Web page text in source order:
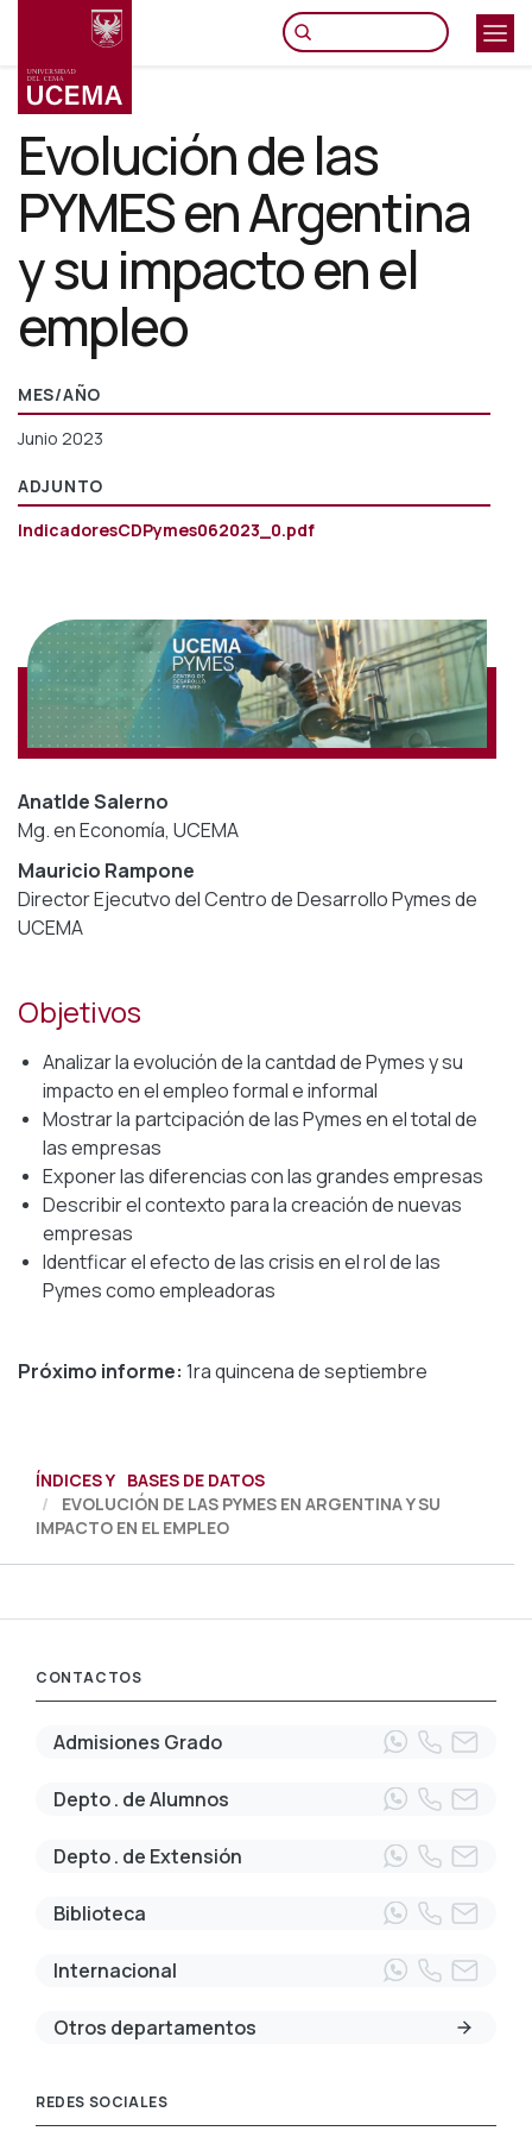
principal
Evolución de las
PYMES en Argentina
y su impacto en el
empleo
MES/AÑO
Junio 2023
ADJUNTO
IndicadoresCDPymes062023_0.pdf
Anatlde Salerno
Mg. en Economía, UCEMA
Mauricio Rampone
Director Ejecutvo del Centro de Desarrollo Pymes de
UCEMA
Objetivos
Analizar la evolución de la cantdad de Pymes y su
impacto en el empleo formal e informal
Mostrar la partcipación de las Pymes en el total de
las empresas
Exponer las diferencias con las grandes empresas
Describir el contexto para la creación de nuevas
empresas
Identficar el efecto de las crisis en el rol de las
Pymes como empleadoras
Próximo informe: 1ra quincena de septiembre
ÍNDICES Y BASES DE DATOS
EVOLUCIÓN DE LAS PYMES EN ARGENTINA Y SU
IMPACTO EN EL EMPLEO
CONTACTOS
Admisiones Grado
Depto . de Alumnos
Depto . de Extensión
Biblioteca
Internacional
Otros departamentos
REDES SOCIALES